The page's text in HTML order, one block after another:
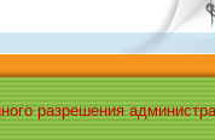
разрешения